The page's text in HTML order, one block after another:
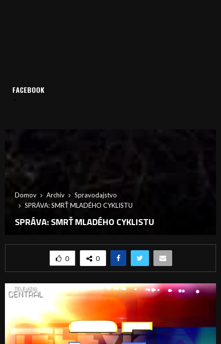
Domov Archív
Spravodajstvo
SPRÁVA: SMRŤ MLADÉHO CYKLISTU
SPRÁVA: SMRŤ MLADÉHO CYKLISTU
0 0
FACEBOOK